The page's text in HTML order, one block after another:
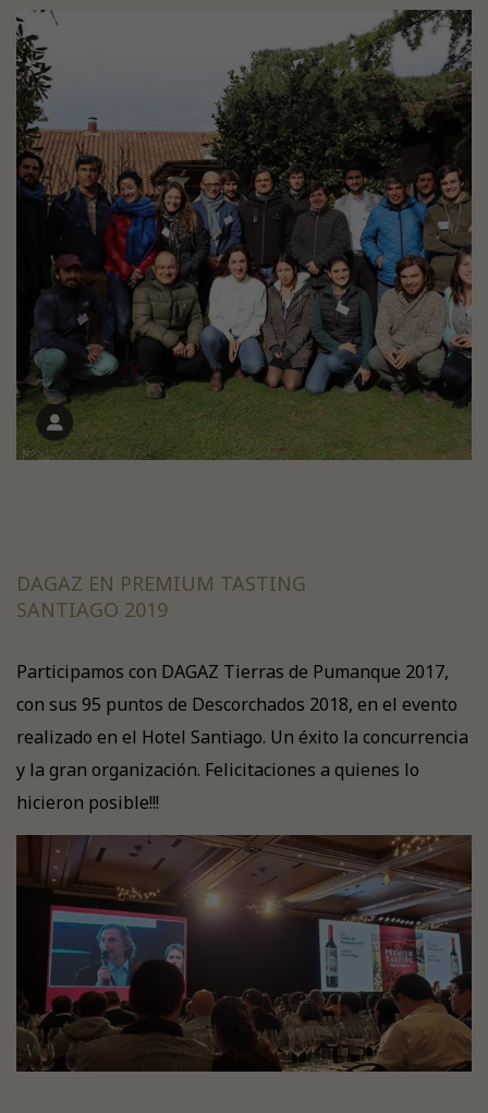
DAGAZ EN PREMIUM TASTING
SANTIAGO 2019
Participamos con DAGAZ Tierras de Pumanque 2017,
con sus 95 puntos de Descorchados 2018, en el evento
realizado en el Hotel Santiago. Un éxito la concurrencia
y la gran organización. Felicitaciones a quienes lo
hicieron posible!!!